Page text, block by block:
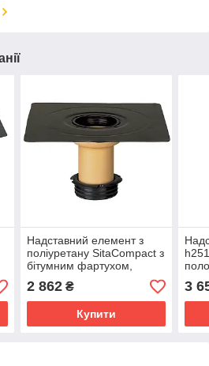
Надставний елемент з
поліуретану SitaCompact з
бітумним фартухом,
висота 50-250мм
2 862₴
Купити
3